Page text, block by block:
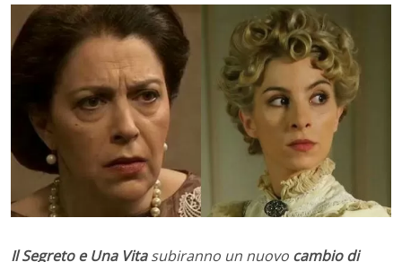
Il Segreto e Una Vitasubiranno un nuovo cambio di